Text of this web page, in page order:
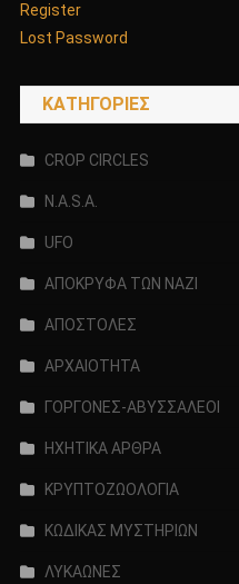
Register
Lost Password
KΑΤΗΓΟΡΊΕΣ
CROP CIRCLES
N.A.S.A.
UFO
ΑΠΟΚΡΥΦΑ ΤΩΝ ΝΑΖΙ
ΑΠΟΣΤΟΛΕΣ
ΑΡΧΑΙΟΤΗΤΑ
ΓΟΡΓΟΝΕΣ-ΑΒΥΣΣΑΛΕΟΙ
ΗΧΗΤΙΚΑ ΑΡΘΡΑ
ΚΡΥΠΤΟΖΩΟΛΟΓΙΑ
ΚΩΔΙΚΑΣ ΜΥΣΤΗΡΙΩΝ
ΛΥΚΑΩΝΕΣ